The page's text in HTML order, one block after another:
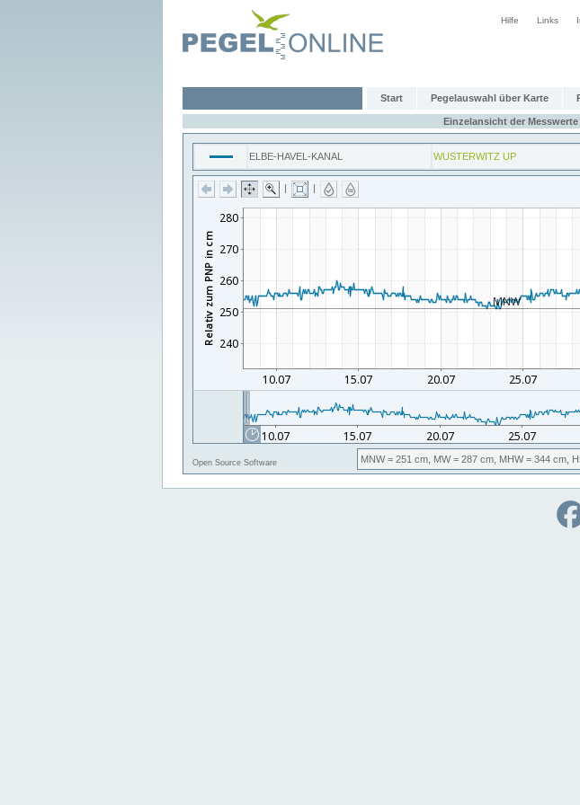
Hilfe Links
Start Pegelauswahl über Karte
Einzelansicht der
ELBE-HAVEL-KANAL WUSTERWITZ UP
| |
Open Source Software MNW= 251 cm, MW= 287 cm, MHW= 344 cm,